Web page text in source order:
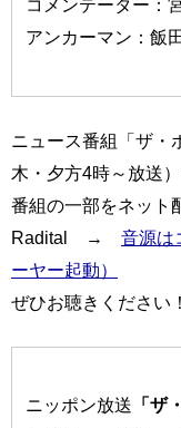
コメンテーター：
アンカーマン：飯
ニュース番組「ザ
木・夕方4時～放送）
番組の一部をネット
Radital → 音源は
ーヤー起動）
ぜひお聴きください！
ニッポン放送 「ザ